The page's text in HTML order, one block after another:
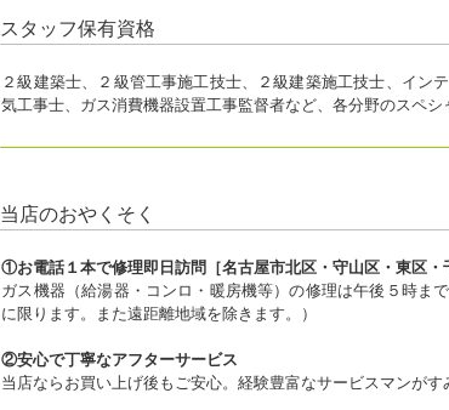
スタッフ保有資格
２級建築士、２級管工事施工技士、２級建築施工技士、イン
気工事士、ガス消費機器設置工事監督者など、各分野のスペシ
当店のおやくそく
①お電話１本で修理即日訪問［名古屋市北区・守山区・東区・
ガス機器（給湯器・コンロ・暖房機等）の修理は午後５時ま
に限ります。また遠距離地域を除きます。）
②安心で丁寧なアフターサービス
当店ならお買い上げ後もご安心。経験豊富なサービスマンがす